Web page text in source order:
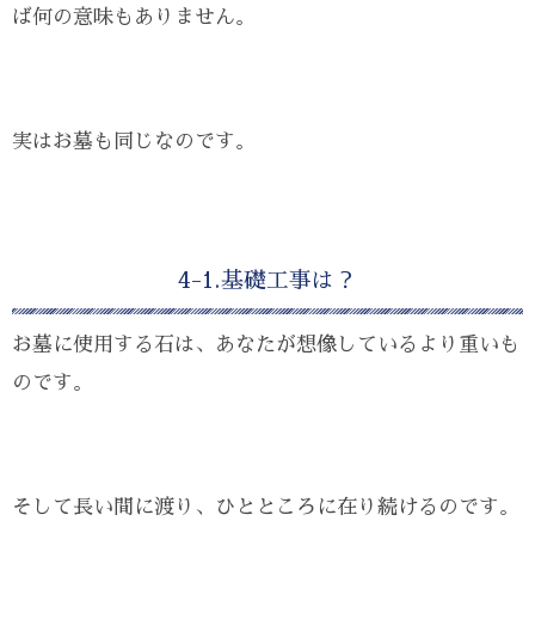
ば何の意味もありません。
実はお墓も同じなのです。
4-1.基礎工事は？
お墓に使用する石は、あなたが想像しているより重いも
のです。
そして長い間に渡り、ひとところに在り続けるのです。